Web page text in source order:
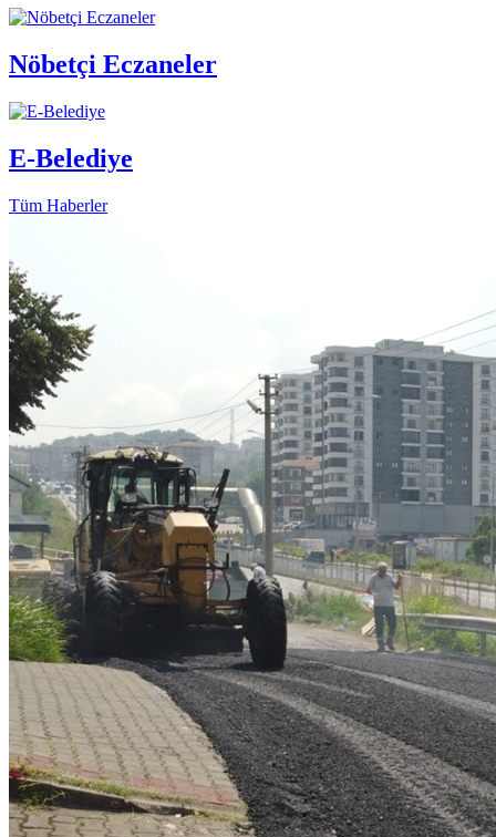
Nöbetçi Eczaneler
E-Belediye
Tüm Haberler